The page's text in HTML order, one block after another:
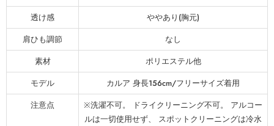
透け感
ややあり(胸元)
肩ひも調節
なし
素材
ポリエステル他
モデル
カルア 身長156cm/フリーサイズ着用
注意点
※洗濯不可。 ドライクリーニング不可。 アルコー
ルは一切使用せず、 スポットクリーニングは冷水